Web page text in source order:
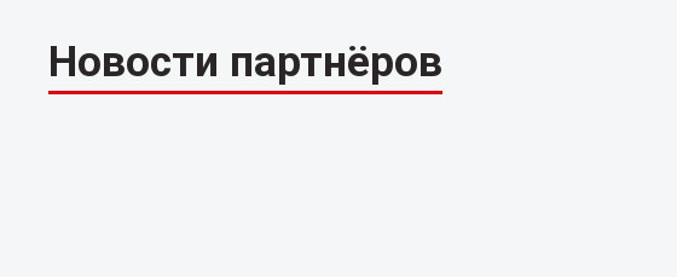
Новости партнёров